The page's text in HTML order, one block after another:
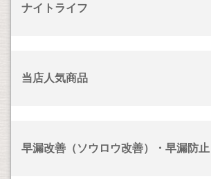
ナイトライフ
当店人気商品
早漏改善（ソウロウ改善）・早漏防止